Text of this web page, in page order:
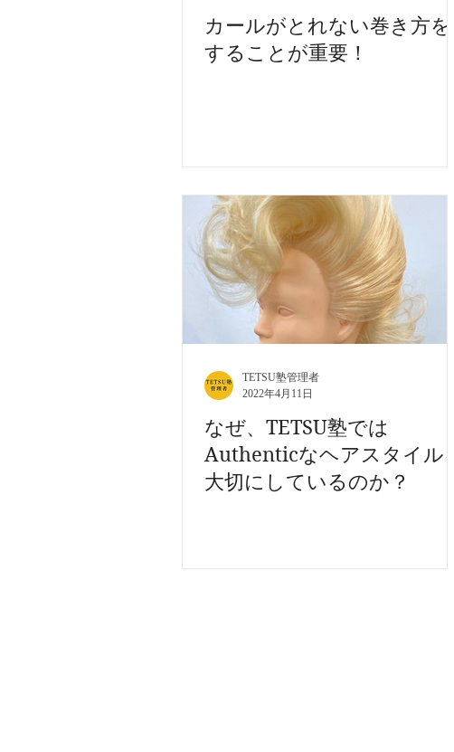
カールがとれない巻き方を
することが重要！
なぜ、TETSU塾では
Authenticなヘアスタイルを
大切にしているのか？
TETSU塾管理者
2022年4月11日